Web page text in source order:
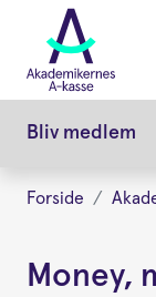
videre
hovedindhold
Bliv medlem
Forside
Money,